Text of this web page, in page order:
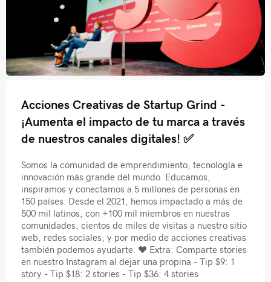
Acciones Creativas de Startup Grind -
¡Aumenta el impacto de tu marca a través
de nuestros canales digitales! ✅
Somos la comunidad de emprendimiento, tecnología e
innovación más grande del mundo. Educamos,
inspiramos y conectamos a 5 millones de personas en
150 países. Desde el 2021, hemos impactado a más de
500 mil latinos, con +100 mil miembros en nuestras
comunidades, cientos de miles de visitas a nuestro sitio
web, redes sociales, y por medio de acciones creativas
también podemos ayudarte. ❤️‍ Extra: Comparte stories
en nuestro Instagram al dejar una propina - Tip $9: 1
story - Tip $18: 2 stories - Tip $36: 4 stories